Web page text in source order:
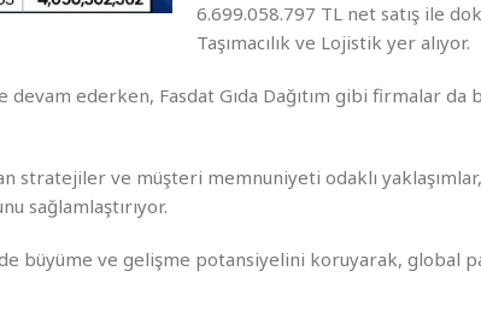
6.699.058.797 TL net satış ile
Taşımacılık ve Lojistik yer alıyor.
ederken, Fasdat Gıda Dağıtım gibi firmalar
stratejiler ve müşteri memnuniyeti odaklı yaklaşımlar,
sağlamlaştırıyor.
büyüme ve gelişme potansiyelini koruyarak, global